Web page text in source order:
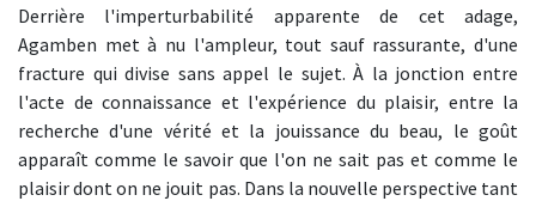
Derrière l'imperturbabilité apparente de cet adage,
Agamben met à nu l'ampleur, tout sauf rassurante, d'une
fracture qui divise sans appel le sujet. À la jonction entre
l'acte de connaissance et l'expérience du plaisir, entre la
recherche d'une vérité et la jouissance du beau, le goût
apparaît comme le savoir que l'on ne sait pas et comme le
plaisir dont on ne jouit pas. Dans la nouvelle perspective tant